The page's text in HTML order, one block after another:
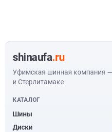
shinaufa.ru
Уфимская шинная компания
и Стерлитамаке
КАТАЛОГ
Шины
Диски